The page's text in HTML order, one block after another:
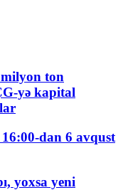
milyon ton
yə kapital
dan 6 avqust
yoxsa yeni